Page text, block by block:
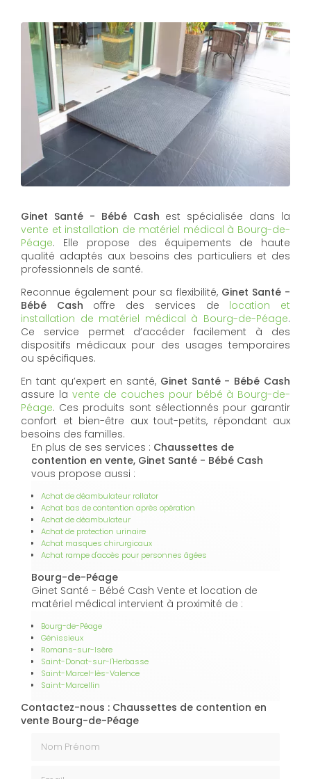
Ginet Santé - Bébé Cash est spécialisée dans la
vente et installation de matériel médical à Bourg-de-
Péage. Elle propose des équipements de haute
qualité adaptés aux besoins des particuliers et des
professionnels de santé.
Reconnue également pour sa flexibilité, Ginet Santé -
Bébé Cash offre des services de location et
installation de matériel médical à Bourg-de-Péage.
Ce service permet d’accéder facilement à des
dispositifs médicaux pour des usages temporaires
ou spécifiques.
En tant qu’expert en santé, Ginet Santé - Bébé Cash
assure la vente de couches pour bébé à Bourg-de-
Péage. Ces produits sont sélectionnés pour garantir
confort et bien-être aux tout-petits, répondant aux
besoins des familles.
En plus de ses services : Chaussettes de
contention en vente, Ginet Santé - Bébé Cash
vous propose aussi :
Achat de déambulateur rollator
Achat bas de contention après opération
Achat de déambulateur
Achat de protection urinaire
Achat masques chirurgicaux
Achat rampe d'accès pour personnes âgées
Bourg-de-Péage
Ginet Santé - Bébé Cash Vente et location de
matériel médical intervient à proximité de :
Bourg-de-Péage
Génissieux
Romans-sur-Isère
Saint-Donat-sur-l'Herbasse
Saint-Marcel-lès-Valence
Saint-Marcellin
Contactez-nous : Chaussettes de contention en
vente Bourg-de-Péage